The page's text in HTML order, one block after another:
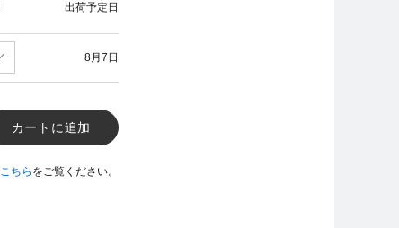
出荷予定日
8月7日
カートに追加
こちら をご覧ください。